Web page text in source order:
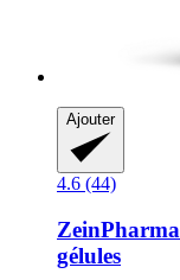
Ajouter
4.6 (44)
ZeinPharma
gélules